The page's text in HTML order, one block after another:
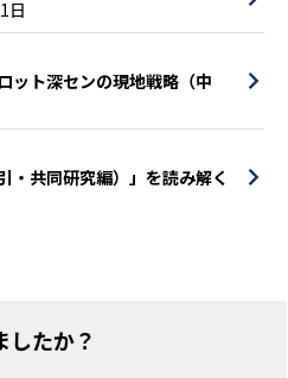
日
ット深センの現地戦略（中
・共同研究編）」を読み解く
したか？